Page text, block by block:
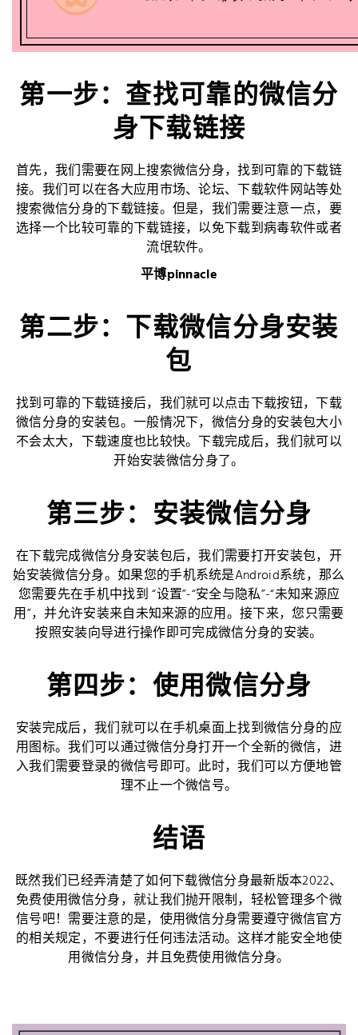
第一步：查找可靠的微信分
身下载链接
首先，我们需要在网上搜索微信分身，找到可靠的下载链
接。我们可以在各大应用市场、论坛、下载软件网站等处
搜索微信分身的下载链接。但是，我们需要注意一点，要
选择一个比较可靠的下载链接，以免下载到病毒软件或者
流氓软件。
平博pinnacle
第二步：下载微信分身安装
包
找到可靠的下载链接后，我们就可以点击下载按钮，下载
微信分身的安装包。一般情况下，微信分身的安装包大小
不会太大，下载速度也比较快。下载完成后，我们就可以
开始安装微信分身了。
第三步：安装微信分身
在下载完成微信分身安装包后，我们需要打开安装包，开
始安装微信分身。如果您的手机系统是Android系统，那么
您需要先在手机中找到 “设置”-“安全与隐私”-“未知来源应
用”，并允许安装来自未知来源的应用。接下来，您只需要
按照安装向导进行操作即可完成微信分身的安装。
第四步：使用微信分身
安装完成后，我们就可以在手机桌面上找到微信分身的应
用图标。我们可以通过微信分身打开一个全新的微信，进
入我们需要登录的微信号即可。此时，我们可以方便地管
理不止一个微信号。
结语
既然我们已经弄清楚了如何下载微信分身最新版本2022、
免费使用微信分身，就让我们抛开限制，轻松管理多个微
信号吧！需要注意的是，使用微信分身需要遵守微信官方
的相关规定，不要进行任何违法活动。这样才能安全地使
用微信分身，并且免费使用微信分身。